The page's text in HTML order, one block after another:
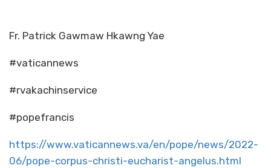
Fr. Patrick Gawmaw Hkawng Yae
#vaticannews
#rvakachinservice
#popefrancis
https://www.vaticannews.va/en/pope/news/2022-
06/pope-corpus-christi-eucharist-angelus.html